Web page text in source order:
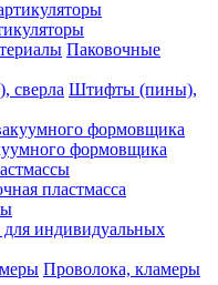
Паковочные
Штифты (пины),
формовщика
пластмасса
индивидуальных
Проволока, кламеры